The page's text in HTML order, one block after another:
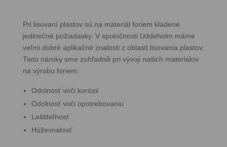
Pri lisovaní plastov sú na materiál foriem kladené
jedinečné požiadavky. V spoločnosti Uddeholm máme
veľmi dobré aplikačné znalosti z oblasti lisovania plastov.
Tieto nároky sme zohľadnili pri vývoji našich materiálov
na výrobu foriem:
Odolnosť voči korózii
Odolnosť voči opotrebovaniu
Leštiteľnosť
Húževnatosť